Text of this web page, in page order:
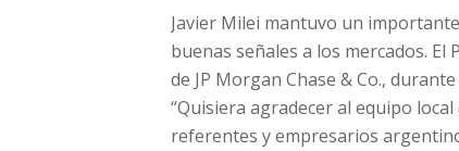
Javier Milei mantuvo un
buenas señales a los mercados.
de JP Morgan Chase & Co.,
“Quisiera agradecer al equipo
referentes y empresarios